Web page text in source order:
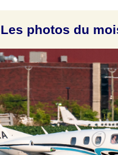
Les photos du